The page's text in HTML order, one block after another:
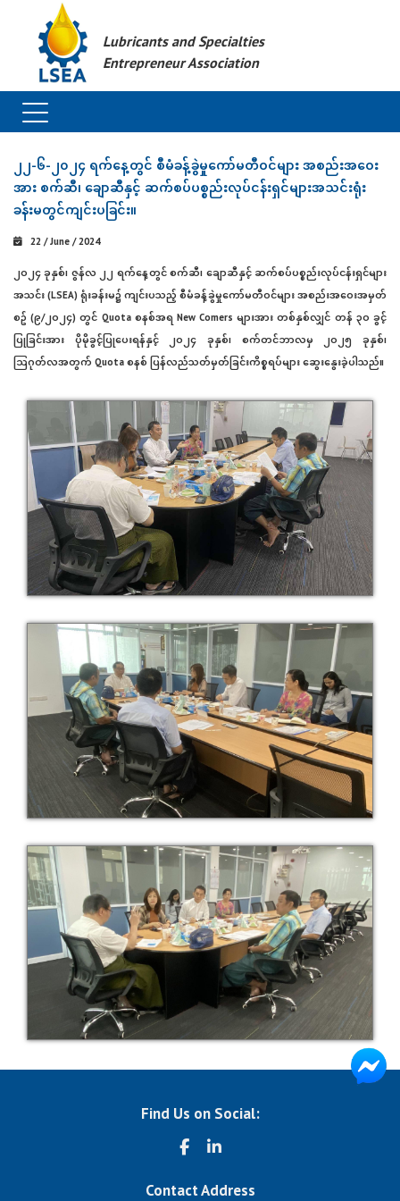
Lubricants and Specialties
Entrepreneur Association
၂၂-၆-၂၀၂၄ ရက်နေ့တွင် စီမံခန့်ခွဲမှုကော်မတီဝင်များ အစည်းအဝေး
အား စက်ဆီ၊ ချောဆီနှင့် ဆက်စပ်ပစ္စည်းလုပ်ငန်းရှင်များအသင်းရုံး
ခန်းမတွင်ကျင်းပခြင်း။
22 / June / 2024
၂၀၂၄ ခုနှစ်၊ ဇွန်လ ၂၂ ရက်နေ့တွင် စက်ဆီ၊ ချောဆီနှင့် ဆက်စပ်ပစ္စည်းလုပ်ငန်းရှင်များ
အသင်း (LSEA) ရုံးခန်းမ၌ ကျင်းပသည့် စီမံခန့်ခွဲမှုကော်မတီဝင်များ အစည်းအဝေးအမှတ်
စဥ် (၉/၂၀၂၄) တွင် Quota စနစ်အရ New Comers များအား တစ်နှစ်လျှင် တန် ၃၀ ခွင့်
ပြုခြင်းအား ပိုမိုခွင့်ပြုပေးရန်နှင့် ၂၀၂၄ ခုနှစ်၊ စက်တင်ဘာလမှ ၂၀၂၅ ခုနှစ်၊
ဩဂုတ်လအတွက် Quota စနစ် ပြန်လည်သတ်မှတ်ခြင်းကိစ္စရပ်များ ဆွေးနွေးခဲ့ပါသည်။
Find Us on Social:
Contact Address